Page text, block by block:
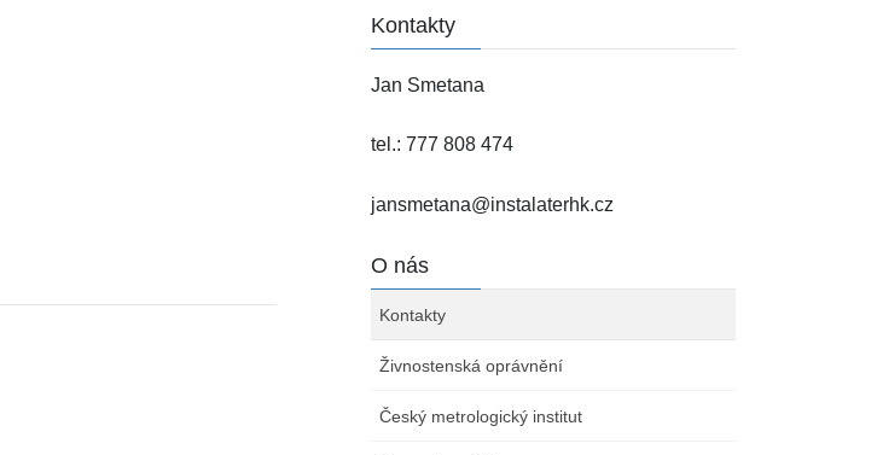
Kontakty
Jan Smetana
tel.: 777 808 474
jansmetana@instalaterhk.cz
O nás
Kontakty
Živnostenská oprávnění
Český metrologický institut